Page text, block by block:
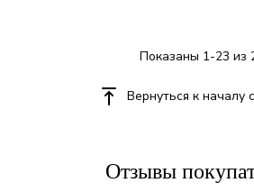
Показаны 1-23 из
Вернуться к началу
Отзывы